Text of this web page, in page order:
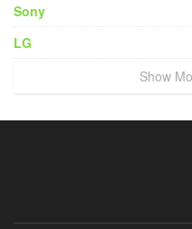
Sony
LG
Show